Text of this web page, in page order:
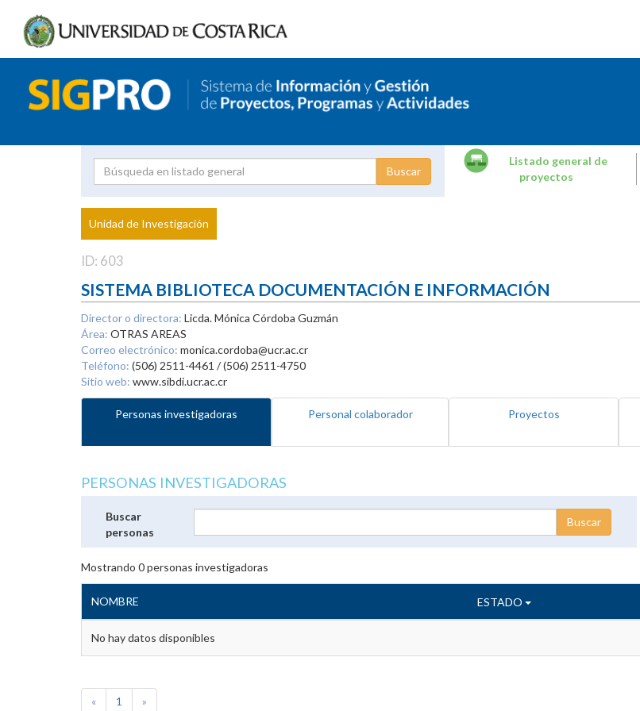
Proyecto
Investigador
Listado general de
proyectos
Unidad de Investigación
ID: 603
SISTEMA BIBLIOTECA DOCUMENTACIÓN E INFORMACIÓN
Director o directora: Licda. Mónica Córdoba Guzmán
Área: OTRAS AREAS
Correo electrónico: monica.cordoba@ucr.ac.cr
Teléfono: (506) 2511-4461 / (506) 2511-4750
Sitio web: www.sibdi.ucr.ac.cr
Personas investigadoras Personal colaborador Proyectos
PERSONAS INVESTIGADORAS
Buscar
personas
Mostrando 0personas investigadoras
NOMBRE ESTADO
No hay datos disponibles
« 1 »